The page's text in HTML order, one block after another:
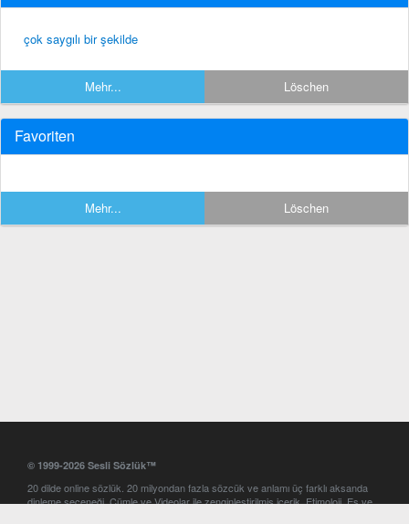
çok saygılı bir şekilde
Mehr... Löschen
Favoriten
Mehr... Löschen
© 1999-2026 Sesli Sözlük™
20 dilde online sözlük. 20 milyondan fazla sözcük ve anlamı üç farklı aksanda
dinleme seçeneği. Cümle ve Videolar ile zenginleştirilmiş içerik. Etimoloji, Eş ve